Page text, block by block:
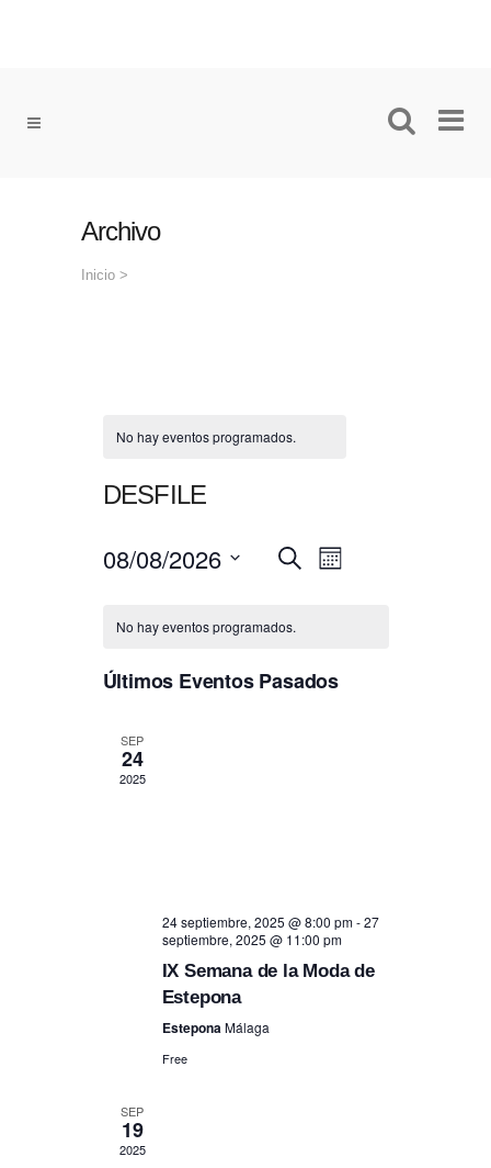
Archivo
Inicio >
No hay eventos programados.
DESFILE
NAVEGACIÓN
BÚSQUEDA
VISTAS
BuscarNavegación
de
Mes
08/08/2026
No hay eventos programados.
Últimos Eventos Pasados
SEP
24
2025
24 septiembre, 2025 @ 8:00 pm-27
septiembre, 2025 @ 11:00 pm
IX Semana de la Moda de
Estepona
EsteponaMálaga
Free
SEP
19
2025